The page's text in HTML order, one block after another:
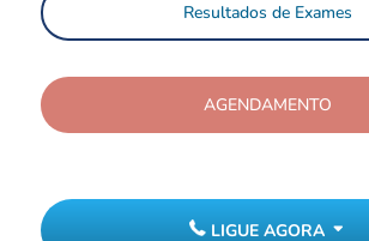
Resultados de Exames
AGENDAMENTO
LIGUE AGORA